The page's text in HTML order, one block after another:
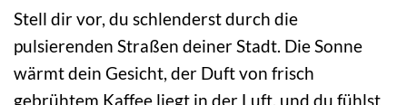
Stell dir vor, du schlenderst durch die
pulsierenden Straßen deiner Stadt. Die Sonne
wärmt dein Gesicht, der Duft von frisch
gebrühtem Kaffee liegt in der Luft, und du fühlst